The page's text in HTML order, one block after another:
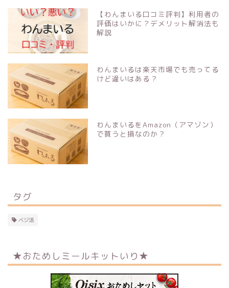
【わんまいる口コミ評判】利用者の
評価はいかに？デメリット解消法も
解説
わんまいるは楽天市場でも売ってる
けど違いはある？
わんまいるをAmazon（アマゾン）
で買うと損なのか？
タグ
ベジ活
★おためしミールキットいり★